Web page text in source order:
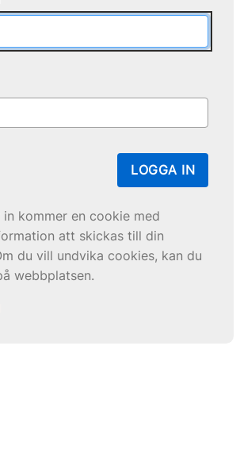
LOGGA IN
kommer en cookie med
att skickas till din
du vill undvika cookies, kan du
webbplatsen.